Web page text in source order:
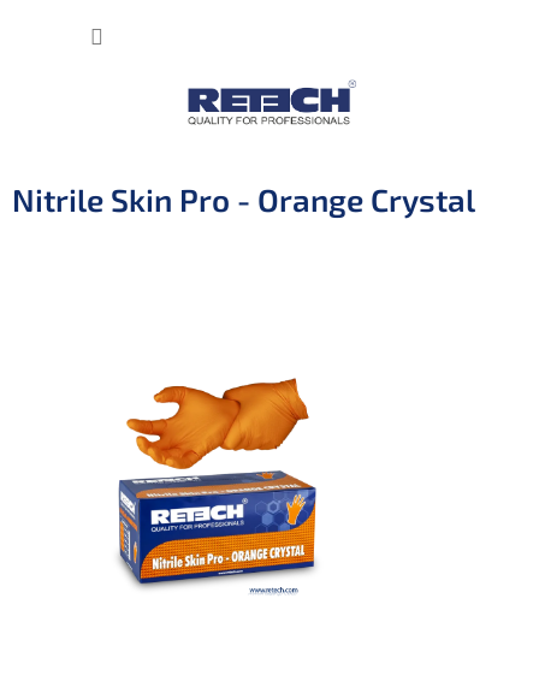
Nitrile Skin Pro - Orange Crystal